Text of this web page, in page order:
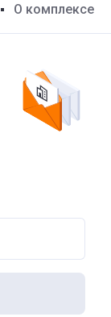
О комплексе